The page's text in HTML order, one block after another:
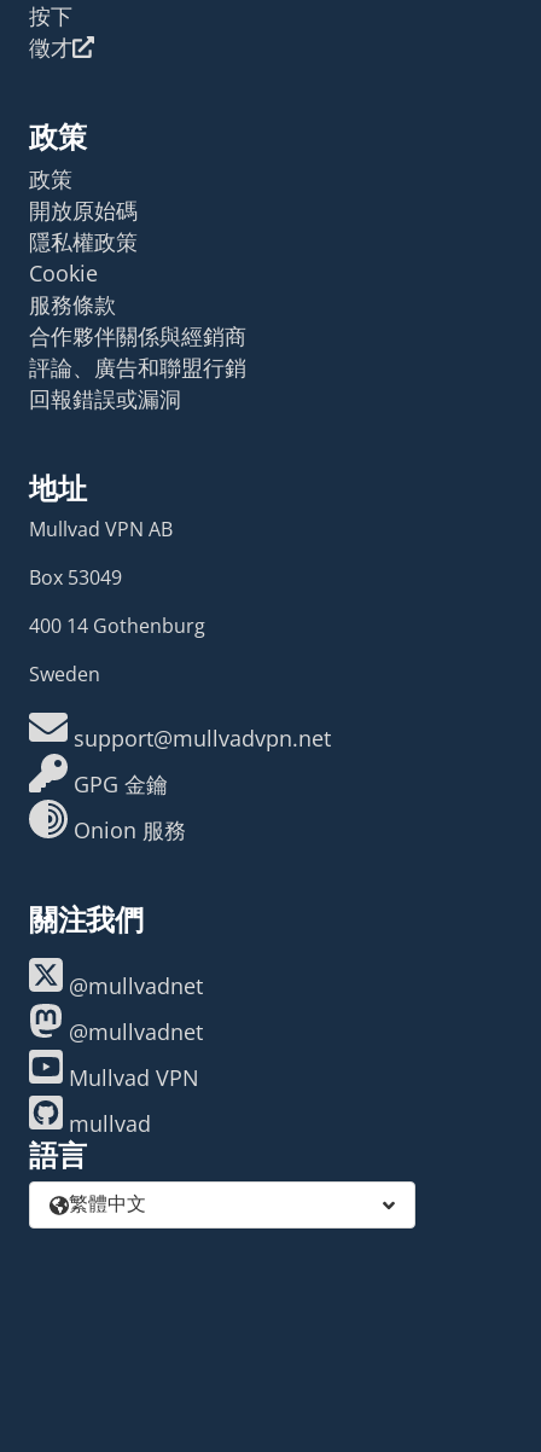
按下
徵才
政策
政策
開放原始碼
隱私權政策
Cookie
服務條款
合作夥伴關係與經銷商
評論、廣告和聯盟行銷
回報錯誤或漏洞
地址
Mullvad VPN AB
Box 53049
400 14 Gothenburg
Sweden
support@mullvadvpn.net
GPG 金鑰
Onion 服務
關注我們
@mullvadnet
@mullvadnet
Mullvad VPN
mullvad
語言
繁體中文